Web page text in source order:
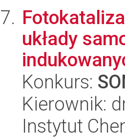
układy
Konkurs:
Kierownik:
Instytut